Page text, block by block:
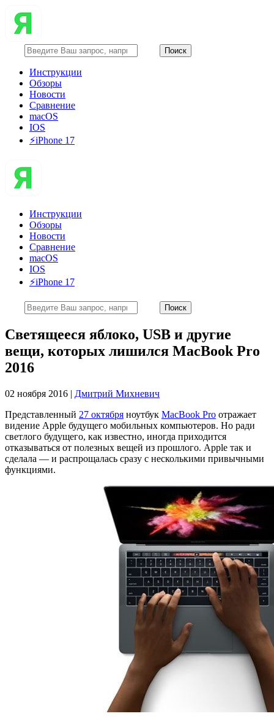
Инструкции
Обзоры
Новости
Сравнение
macOS
IOS
⚡️iPhone 17
Инструкции
Обзоры
Новости
Сравнение
macOS
IOS
⚡️iPhone 17
Светящееся яблоко, USB и другие
вещи, которых лишился MacBook Pro
2016
02 ноября 2016 | Дмитрий Михневич
Представленный 27 октября ноутбук MacBook Pro отражает
видение Apple будущего мобильных компьютеров. Но ради
светлого будущего, как известно, иногда приходится
отказываться от полезных вещей из прошлого. Apple так и
сделала — и распрощалась сразу с несколькими привычными
функциями.